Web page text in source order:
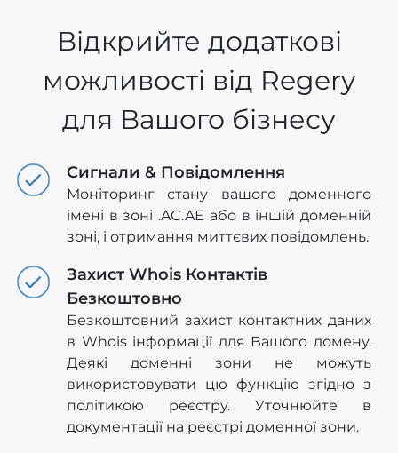
Відкрийте додаткові
можливості від Regery
для Вашого бізнесу
Сигнали & Повідомлення
Моніторинг стану вашого доменного
імені в зоні .AC.AE або в іншій доменній
зоні, і отримання миттєвих повідомлень.
Захист Whois Контактів
Безкоштовно
Безкоштовний захист контактних даних
в Whois інформації для Вашого домену.
Деякі доменні зони не можуть
використовувати цю функцію згідно з
політикою реєстру. Уточнюйте в
документації на реєстрі доменної зони.